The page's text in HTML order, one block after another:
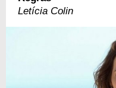
Letícia Colin